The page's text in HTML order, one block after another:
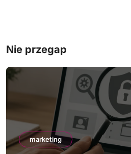
Nie przegap
marketing